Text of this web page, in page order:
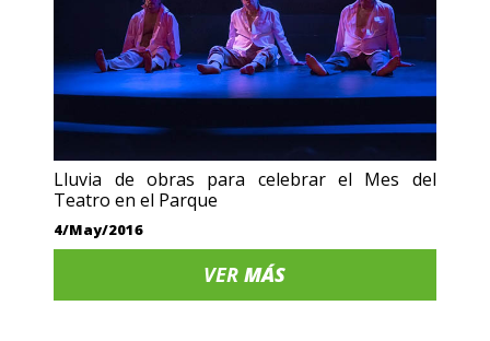
Lluvia de obras para celebrar el Mes del
Teatro en el Parque
4/May/2016
VERMÁS